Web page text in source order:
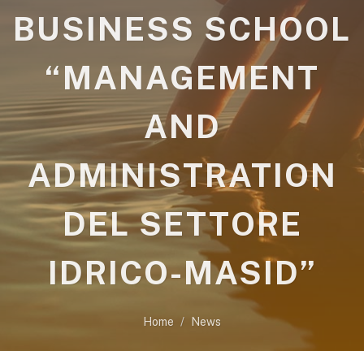
BUSINESS SCHOOL
“MANAGEMENT
AND
ADMINISTRATION
DEL SETTORE
IDRICO-MASID”
Home News